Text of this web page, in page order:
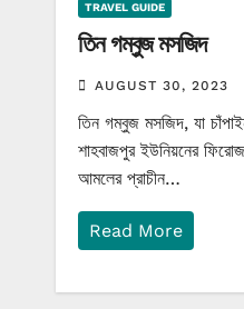
TRAVEL GUIDE
তিন গম্বুজ মসজিদ
AUGUST 30, 2023
তিন গম্বুজ মসজিদ, যা
শাহবাজপুর ইউনিয়নের
আমলের প্রাচীন…
Read More